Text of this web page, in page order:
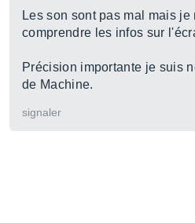
Les son sont pas mal mais
comprendre les infos sur
Précision importante je suis
de Machine.
signaler